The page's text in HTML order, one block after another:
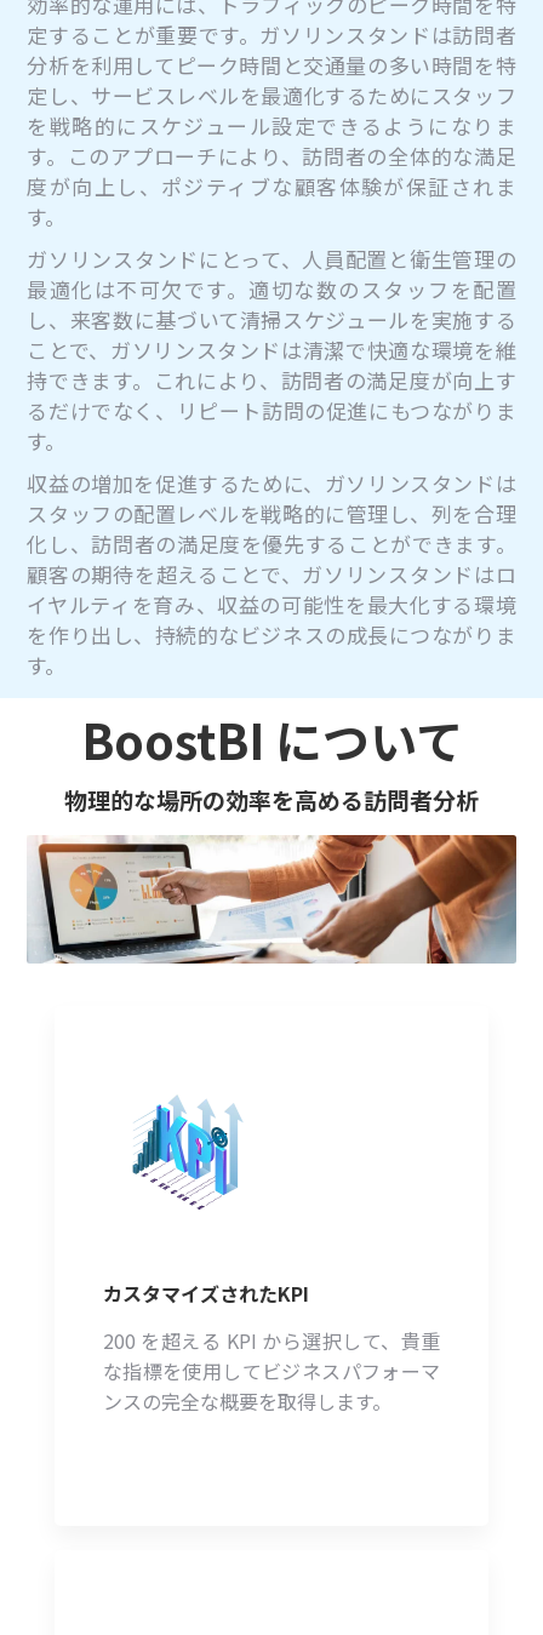
定することが重要です。ガソリンスタンドは訪問者
分析を利用してピーク時間と交通量の多い時間を特
定し、サービスレベルを最適化するためにスタッフ
を戦略的にスケジュール設定できるようになりま
す。このアプローチにより、訪問者の全体的な満足
度が向上し、ポジティブな顧客体験が保証されま
す。
ガソリンスタンドにとって、人員配置と衛生管理の
最適化は不可欠です。適切な数のスタッフを配置
し、来客数に基づいて清掃スケジュールを実施する
ことで、ガソリンスタンドは清潔で快適な環境を維
持できます。これにより、訪問者の満足度が向上す
るだけでなく、リピート訪問の促進にもつながりま
す。
収益の増加を促進するために、ガソリンスタンドは
スタッフの配置レベルを戦略的に管理し、列を合理
化し、訪問者の満足度を優先することができます。
顧客の期待を超えることで、ガソリンスタンドはロ
イヤルティを育み、収益の可能性を最大化する環境
を作り出し、持続的なビジネスの成長につながりま
す。
BoostBI について
物理的な場所の効率を高める訪問者分析
カスタマイズされたKPI
200 を超える KPI から選択して、貴重
な指標を使用してビジネスパフォーマ
ンスの完全な概要を取得します。